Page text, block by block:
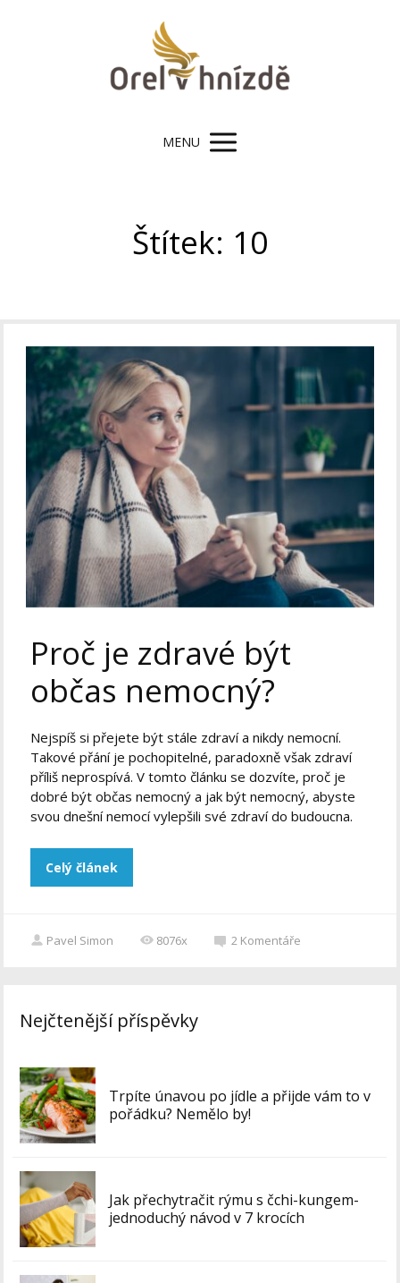
MENU
Štítek: 10
Proč je zdravé být
občas nemocný?
Nejspíš si přejete být stále zdraví a nikdy nemocní.
Takové přání je pochopitelné, paradoxně však zdraví
příliš neprospívá. V tomto článku se dozvíte, proč je
dobré být občas nemocný a jak být nemocný, abyste
svou dnešní nemocí vylepšili své zdraví do budoucna.
Celý článek
Pavel Simon 8076x 2 Komentáře
Nejčtenější příspěvky
Trpíte únavou po jídle a přijde vám to v
pořádku? Nemělo by!
Jak přechytračit rýmu s čchi-kungem-
jednoduchý návod v 7 krocích